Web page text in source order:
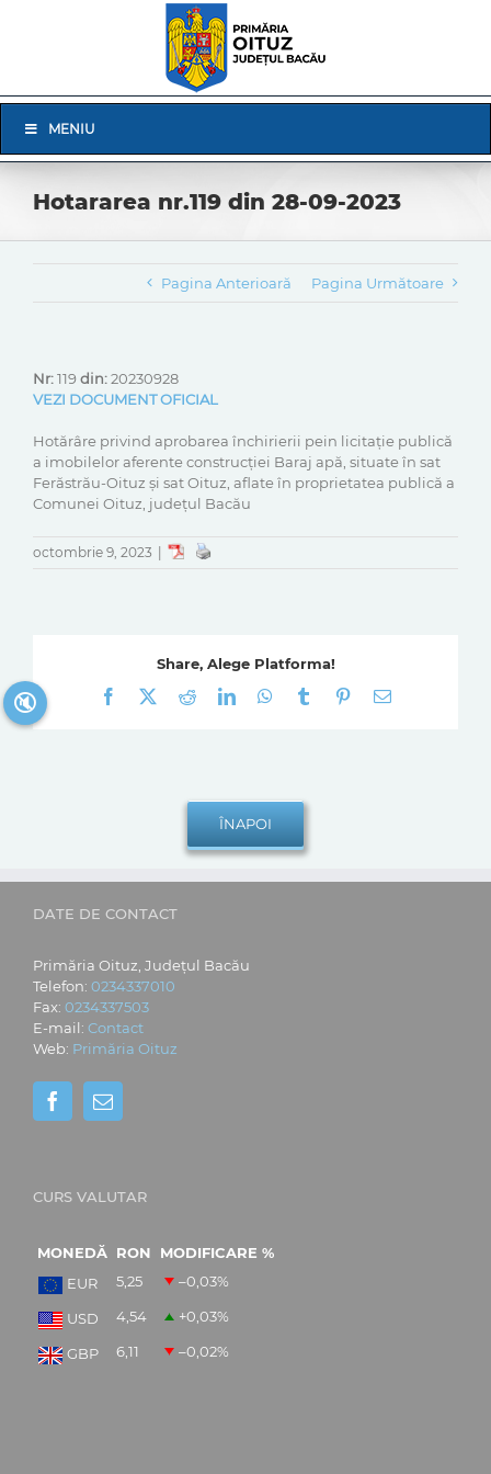
Navigation
MENIU
Hotararea nr.119 din 28-09-2023
Pagina Anterioară Pagina Următoare
Nr:119din:20230928
VEZI DOCUMENT OFICIAL
Hotărâre privind aprobarea închirierii pein licitație publică
a imobilelor aferente construcției Baraj apă, situate în sat
Ferăstrău-Oituz și sat Oituz, aflate în proprietatea publică a
Comunei Oituz, județul Bacău
octombrie 9, 2023
Share, Alege Platforma!
Facebook
RedditLinkedInWhatsApp
Tumblr Pinterest
E-
DATE DE CONTACT
Primăria Oituz, Județul Bacău
Telefon: 0234337010
Fax: 0234337503
E-mail: Contact
Web: Primăria Oituz
CURS VALUTAR
MONEDĂ RON
MODIFICARE %
EUR
5,25 –0,03%
USD 4,54 +0,03%
GBP 6,11 –0,02%
🔇